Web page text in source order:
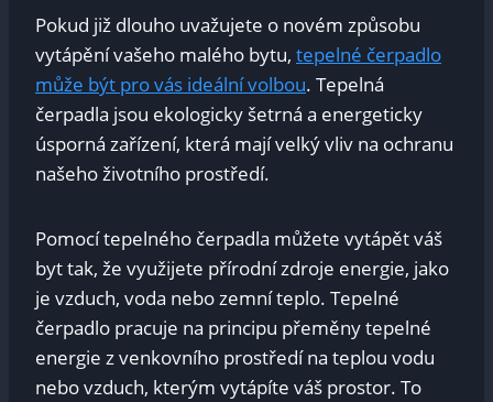
Pokud již dlouho uvažujete o novém způsobu
vytápění vašeho malého bytu, tepelné čerpadlo
může být pro vás ideální volbou. Tepelná
čerpadla jsou ekologicky šetrná a energeticky
úsporná zařízení, která mají velký vliv na ochranu
našeho životního prostředí.
Pomocí tepelného čerpadla můžete vytápět váš
byt tak, že využijete přírodní zdroje energie, jako
je vzduch, voda nebo zemní teplo. Tepelné
čerpadlo pracuje na principu přeměny tepelné
energie z venkovního prostředí na teplou vodu
nebo vzduch, kterým vytápíte váš prostor. To